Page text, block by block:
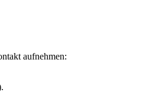
aufnehmen: